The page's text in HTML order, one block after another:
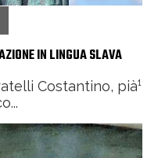
IN LINGUA SLAVA
Costantino, pià¹